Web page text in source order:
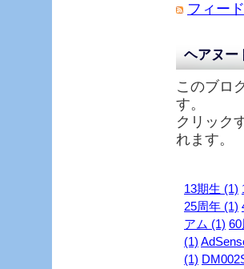
フィー
ヘアヌー
このブロ
す。
クリック
れます。
13期生 (1)
25周年 (1)
アム (1) 60
(1)
(1)